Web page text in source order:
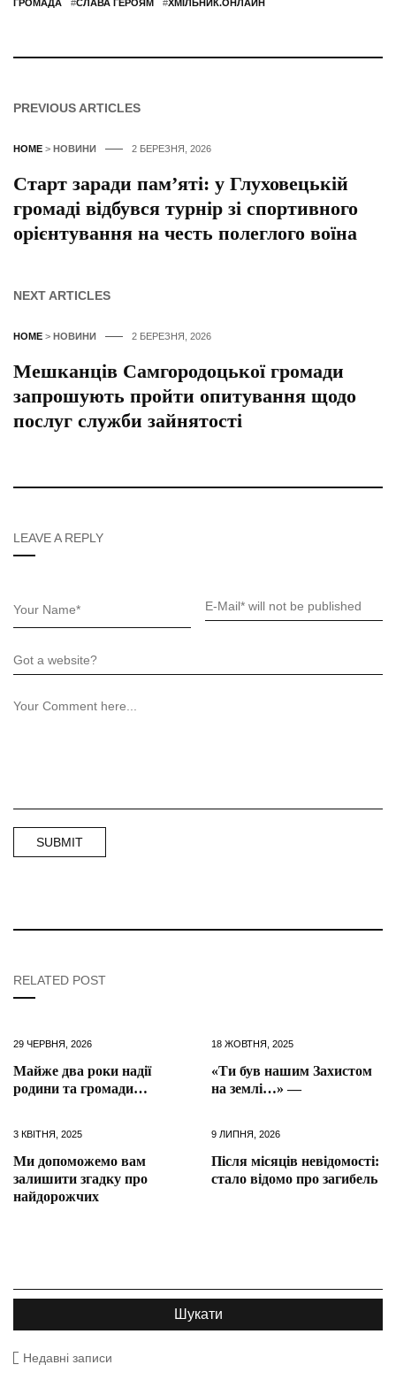
ГРОМАДА #СЛАВА ГЕРОЯМ #ХМІЛЬНИК.ОНЛАЙН
PREVIOUS ARTICLES
HOME > НОВИНИ 2 БЕРЕЗНЯ, 2026
Старт заради пам’яті: у Глуховецькій
громаді відбувся турнір зі спортивного
орієнтування на честь полеглого воїна
NEXT ARTICLES
HOME > НОВИНИ 2 БЕРЕЗНЯ, 2026
Мешканців Самгородоцької громади
запрошують пройти опитування щодо
послуг служби зайнятості
LEAVE A REPLY
RELATED POST
29 ЧЕРВНЯ, 2026
Майже два роки надії
родини та громади…
18 ЖОВТНЯ, 2025
«Ти був нашим Захистом
на землі…» —
3 КВІТНЯ, 2025
Ми допоможемо вам
залишити згадку про
найдорожчих
9 ЛИПНЯ, 2026
Після місяців невідомості:
стало відомо про загибель
Недавні записи